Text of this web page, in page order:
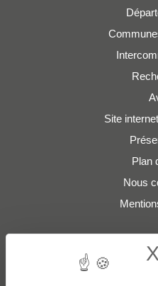
Site
Plan
Nous
Adresses-
Liste des adresses e-
X